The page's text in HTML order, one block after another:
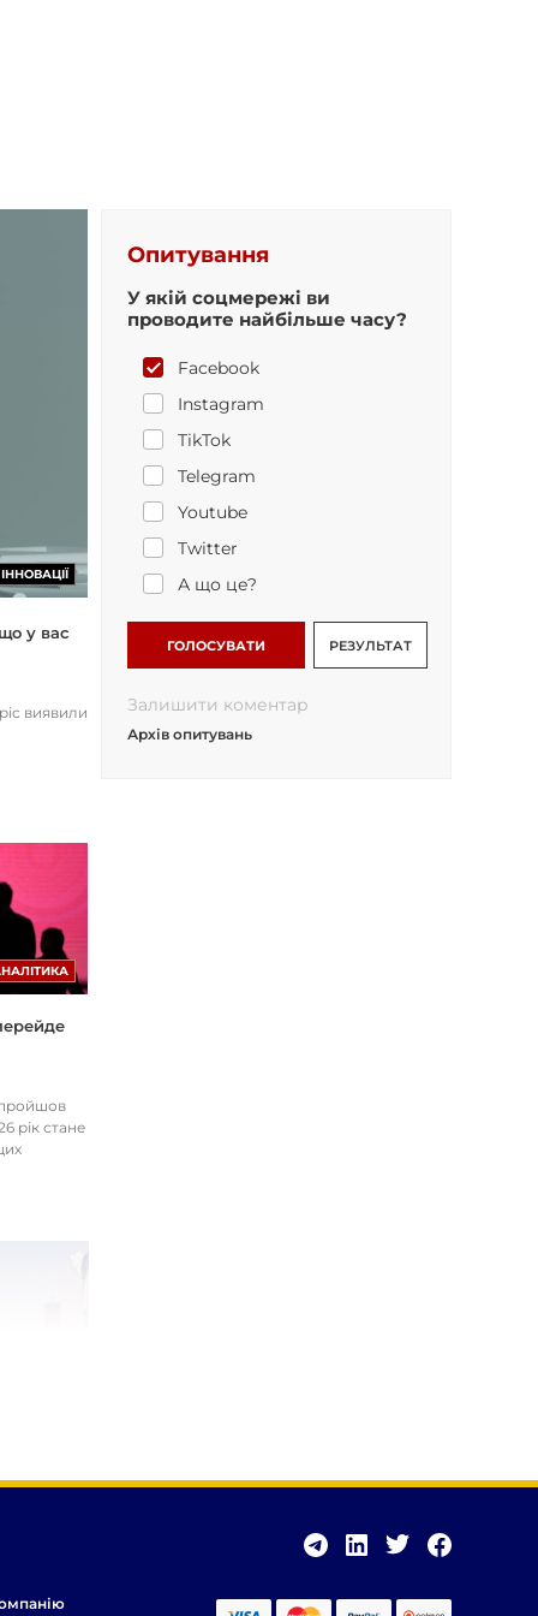
ІННОВАЦІЇ
у вас
виявили
рік стане
Опитування
У якій соцмережі ви
проводите найбільше часу?
Facebook
Instagram
TikTok
Telegram
Youtube
Twitter
А що це?
ГОЛОСУВАТИ РЕЗУЛЬТАТ
Залишити коментар
Архів опитувань